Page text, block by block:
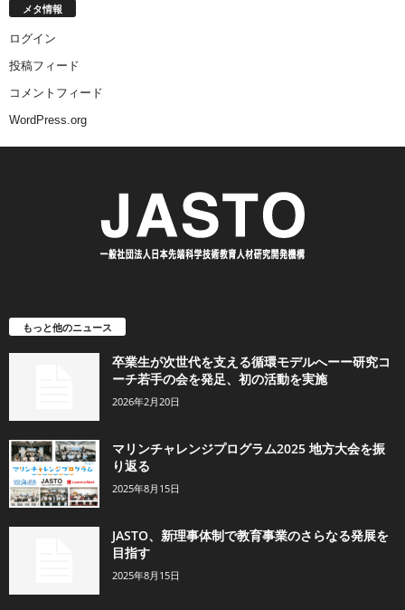
メタ情報
ログイン
投稿フィード
コメントフィード
WordPress.org
もっと他のニュース
卒業生が次世代を支える循環モデルへーー研究コ
ーチ若手の会を発足、初の活動を実施
2026年2月20日
マリンチャレンジプログラム2025 地方大会を振
り返る
2025年8月15日
JASTO、新理事体制で教育事業のさらなる発展を
目指す
2025年8月15日